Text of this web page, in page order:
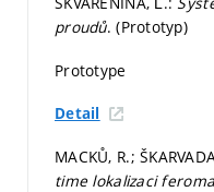
proudů. (Prototyp)
Prototype
Detail
MACKŮ, R.;
time lokalizaci